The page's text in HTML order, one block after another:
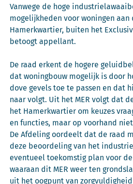
Vanwege de hoge
mogelijkheden voor woningen
Hamerkwartier, buiten het
betoogt appellant.
De raad erkent de hogere
dat woningbouw mogelijk is door
dove gevels toe te passen en dat
naar volgt. Uit het MER volgt dat
het Hamerkwartier om keuzes
en functies, maar op voorhand
De Afdeling oordeelt dat de raad
deze beoordeling van het
eventueel toekomstig plan voor
waaraan dit MER weer ten
uit het oogpunt van